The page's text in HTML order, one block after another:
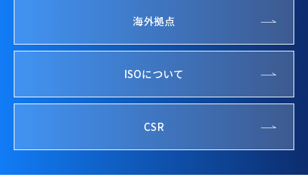
海外拠点
ISOについて
CSR